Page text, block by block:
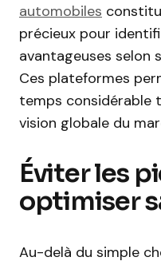
automobiles
précieux pour
avantageuses selon
Ces plateformes
temps considérable
vision globale du
Éviter les
optimiser
Au-delà du simple